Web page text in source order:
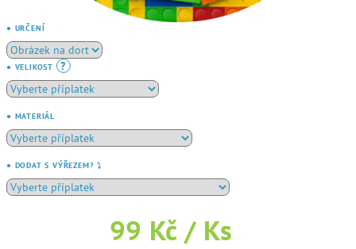
● URČENÍ
● VELIKOST ?
● MATERIÁL
● DODAT S VÝŘEZEM? ⤵️
99 Kč / Ks